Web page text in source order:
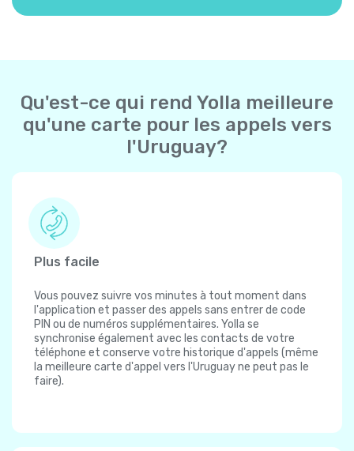
Qu'est-ce qui rend Yolla meilleure
qu'une carte pour les appels vers
l'Uruguay?
Plus facile
Vous pouvez suivre vos minutes à tout moment dans
l'application et passer des appels sans entrer de code
PIN ou de numéros supplémentaires. Yolla se
synchronise également avec les contacts de votre
téléphone et conserve votre historique d'appels (même
la meilleure carte d'appel vers l'Uruguay ne peut pas le
faire).